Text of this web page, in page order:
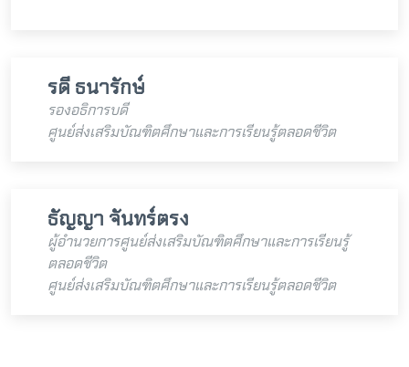
รดี ธนารักษ์
รองอธิการบดี
ศูนย์ส่งเสริมบัณฑิตศึกษาและการเรียนรู้ตลอดชีวิต
ธัญญา จันทร์ตรง
ผู้อำนวยการศูนย์ส่งเสริมบัณฑิตศึกษาและการเรียนรู้
ตลอดชีวิต
ศูนย์ส่งเสริมบัณฑิตศึกษาและการเรียนรู้ตลอดชีวิต